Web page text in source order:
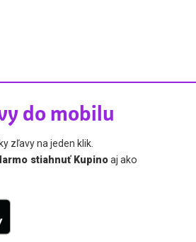
do mobilu
zľavy na jeden klik.
stiahnuť Kupinoaj ako